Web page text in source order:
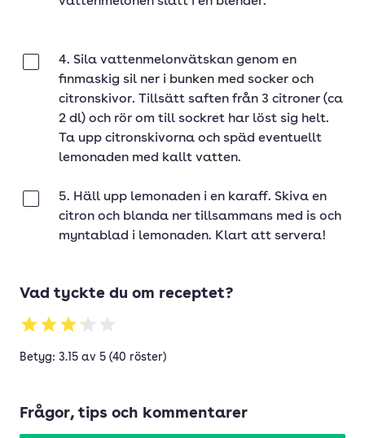
4. Sila vattenmelonvätskan genom en
finmaskig sil ner i bunken med socker och
citronskivor. Tillsätt saften från 3 citroner (ca
2 dl) och rör om till sockret har löst sig helt.
Ta upp citronskivorna och späd eventuellt
lemonaden med kallt vatten.
5. Häll upp lemonaden i en karaff. Skiva en
citron och blanda ner tillsammans med is och
myntablad i lemonaden. Klart att servera!
Vad tyckte du om receptet?
Betyg: 3.15 av 5 (40 röster)
Frågor, tips och kommentarer